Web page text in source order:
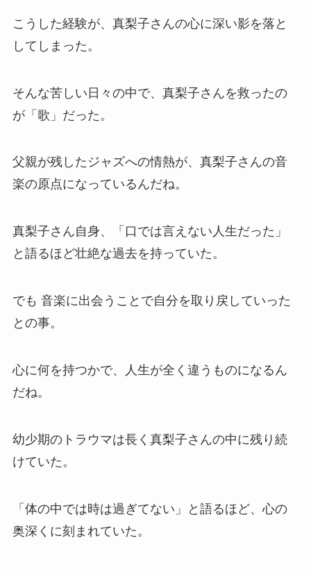
こうした経験が、真梨子さんの心に深い影を落と
してしまった。
そんな苦しい日々の中で、真梨子さんを救ったの
が「歌」だった。
父親が残したジャズへの情熱が、真梨子さんの音
楽の原点になっているんだね。
真梨子さん自身、「口では言えない人生だった」
と語るほど壮絶な過去を持っていた。
でも 音楽に出会うことで自分を取り戻していった
との事。
心に何を持つかで、人生が全く違うものになるん
だね。
幼少期のトラウマは長く真梨子さんの中に残り続
けていた。
「体の中では時は過ぎてない」と語るほど、心の
奥深くに刻まれていた。